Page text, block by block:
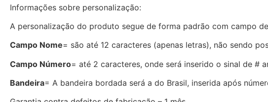
Informações sobre personalização:
A personalização do produto segue de forma padrão com campo
Campo Nome= são até 12 caracteres (apenas letras), não sendo
Campo Número= até 2 caracteres, onde será inserido o sinal de #
Bandeira= A bandeira bordada será a do Brasil, inserida após